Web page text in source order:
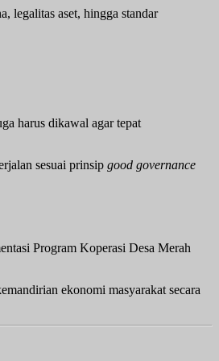
legalitas aset, hingga standar
harus dikawal agar tepat
sesuai prinsip good governance
Program Koperasi Desa Merah
ekonomi masyarakat secara